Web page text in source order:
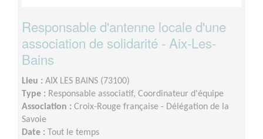
Responsable d'antenne locale d'une
association de solidarité - Aix-Les-
Bains
Lieu : AIX LES BAINS (73100)
Type : Responsable associatif, Coordinateur d'équipe
Association : Croix-Rouge française - Délégation de la
Savoie
Date : Tout le temps